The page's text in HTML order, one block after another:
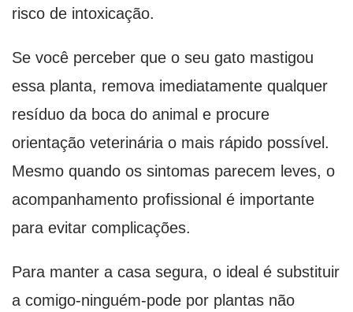
risco de intoxicação.
Se você perceber que o seu gato mastigou
essa planta, remova imediatamente qualquer
resíduo da boca do animal e procure
orientação veterinária o mais rápido possível.
Mesmo quando os sintomas parecem leves, o
acompanhamento profissional é importante
para evitar complicações.
Para manter a casa segura, o ideal é substituir
a comigo-ninguém-pode por plantas não